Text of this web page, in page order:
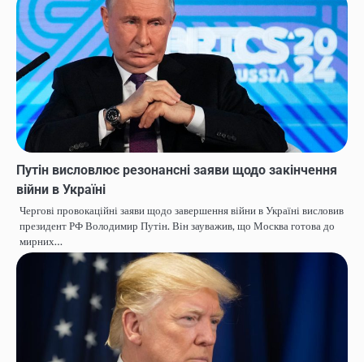
Путін висловлює резонансні заяви щодо закінчення
війни в Україні
Чергові провокаційні заяви щодо завершення війни в Україні висловив
президент РФ Володимир Путін. Він зауважив, що Москва готова до
мирних…